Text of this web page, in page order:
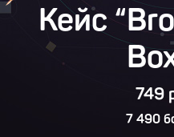
Кейс
749
7 490